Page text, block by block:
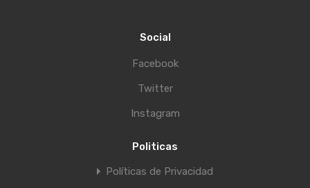
Social
Facebook
Twitter
Instagram
Politicas
Políticas de Privacidad